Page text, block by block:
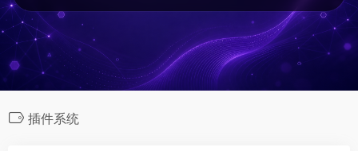
插件系统